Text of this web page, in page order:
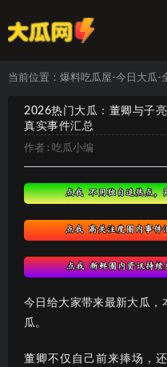
当前位置： 爆料吃瓜屋-今日大瓜-
2026热门大瓜：董卿与子
真实事件汇总
作者 : 吃瓜小编
今日给大家带来最新大瓜，
瓜。
董卿不仅自己前来捧场，